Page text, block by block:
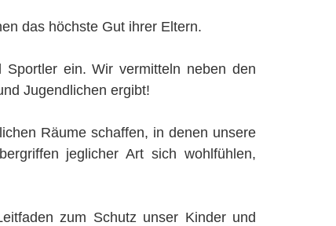
das höchste Gut ihrer Eltern.
ein. Wir vermitteln neben den
Jugendlichen ergibt!
Räume schaffen, in denen unsere
jeglicher Art sich wohlfühlen,
zum Schutz unser Kinder und